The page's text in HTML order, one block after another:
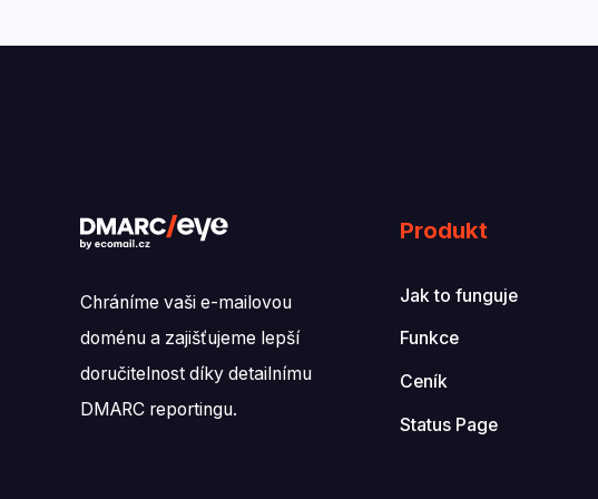
Chráníme vaši e-mailovou
doménu a zajišťujeme lepší
doručitelnost díky detailnímu
DMARC reportingu.
Produkt
Jak to funguje
Funkce
Ceník
Status Page